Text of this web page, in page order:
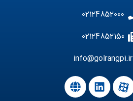
02124852000
02124852150
info@golrangpi.ir